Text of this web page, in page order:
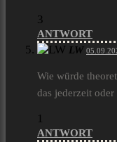
3
ANTWORT
LW
Wie würde
das jederzeit
1
ANTWORT